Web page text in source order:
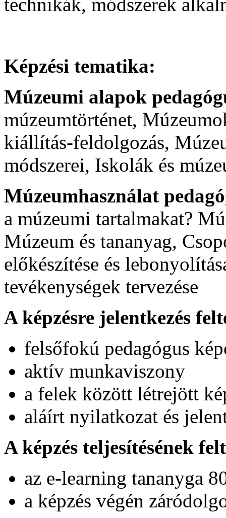
Képzési tematika:
Múzeumi alapok
múzeumtörténet,
kiállítás-feldolgozás,
módszerei, Iskolák és
Múzeumhasználat
a múzeumi tartalmakat?
Múzeum és tananyag,
előkészítése és
tevékenységek tervezése
A képzésre jelentkezés
felsőfokú pedagógus
aktív munkaviszony
a felek között létrejött
aláírt nyilatkozat és
A képzés teljesítésének
az e-learning tananyga
a képzés végén